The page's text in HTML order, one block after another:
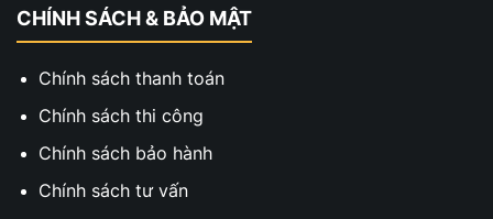
CHÍNH SÁCH & BẢO MẬT
Chính sách thanh toán
Chính sách thi công
Chính sách bảo hành
Chính sách tư vấn